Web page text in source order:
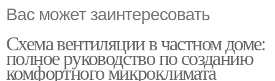
Вас может заинтересовать
Схема вентиляции в частном доме:
полное руководство по созданию
комфортного микроклимата